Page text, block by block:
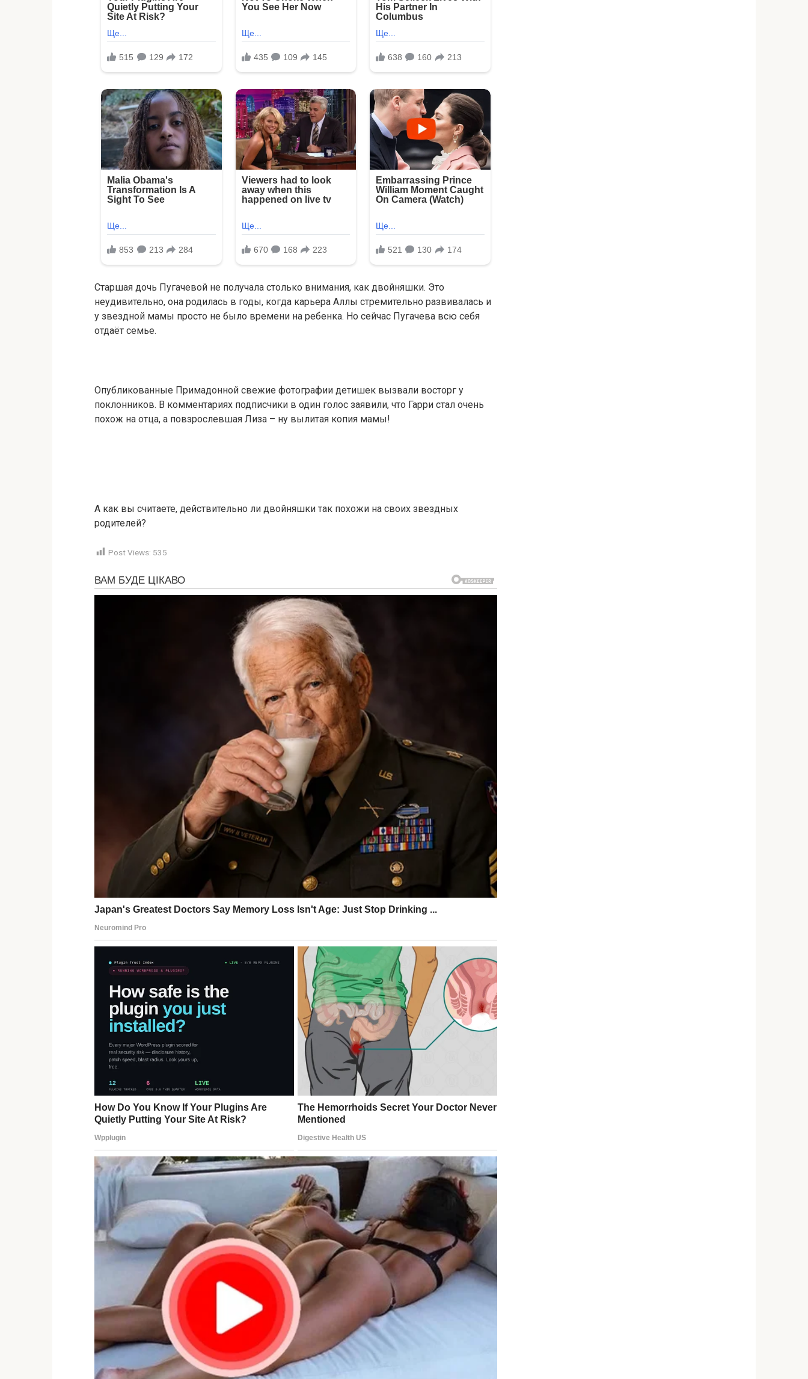
Старшая дочь Пугачевой не получала столько внимания, как двойняшки. Это
неудивительно, она родилась в годы, когда карьера Аллы стремительно развивалась и
у звездной мамы просто не было времени на ребенка. Но сейчас Пугачева всю себя
отдаёт семье.
Опубликованные Примадонной свежие фотографии детишек вызвали восторг у
поклонников. В комментариях подписчики в один голос заявили, что Гарри стал очень
похож на отца, а повзрослевшая Лиза – ну вылитая копия мамы!
А как вы считаете, действительно ли двойняшки так похожи на своих звездных
родителей?
Post Views: 535